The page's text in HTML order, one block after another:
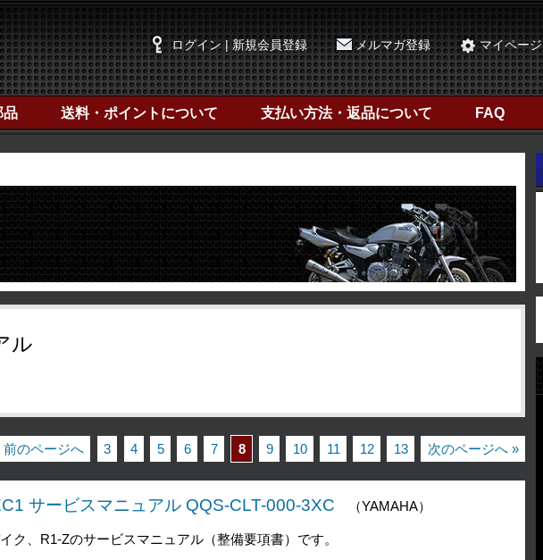
ログイン | 新規会員登録 メルマガ登録 マイページ
品 送料・ポイントについて 支払い方法・返品について FAQ
ル
前のページへ 3 4 5 6 7 8 9 10 11 12 13 次のページへ »
サービスマニュアル QQS-CLT-000-3XC （YAMAHA）
ク、R1-Zのサービスマニュアル（整備要項書）です。